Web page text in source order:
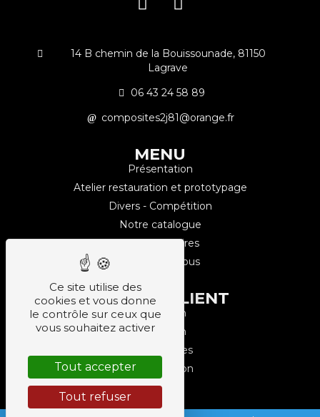
14 B chemin de la Bouissounade, 81150
Lagrave
06 43 24 58 89
composites2j81@orange.fr
MENU
Présentation
Atelier restauration et prototypage
Divers - Compétition
Notre catalogue
Nos partenaires
Contactez-nous
COMPTE CLIENT
Inscription
Connexion
Commandes
Déconnexion
Ce site utilise des
cookies et vous donne
le contrôle sur ceux que
vous souhaitez activer
Tout accepter
Tout refuser